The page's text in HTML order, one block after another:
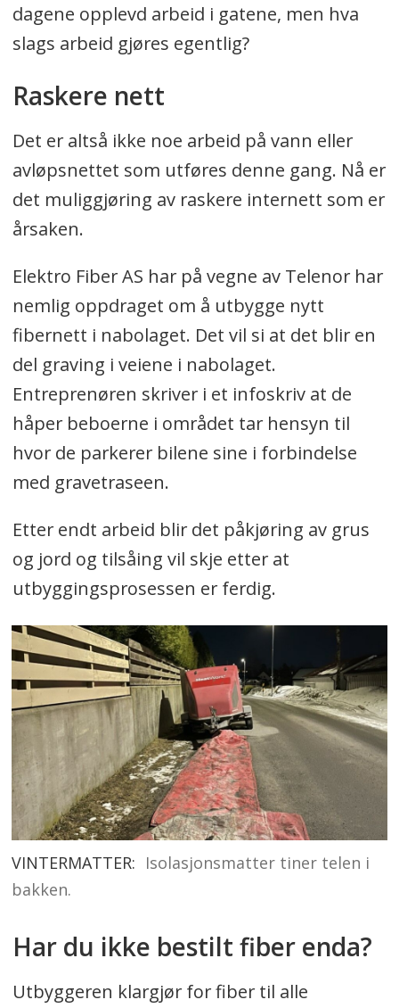
dagene opplevd arbeid i gatene, men hva
slags arbeid gjøres egentlig?
Raskere nett
Det er altså ikke noe arbeid på vann eller
avløpsnettet som utføres denne gang. Nå er
det muliggjøring av raskere internett som er
årsaken.
Elektro Fiber AS har på vegne av Telenor har
nemlig oppdraget om å utbygge nytt
fibernett i nabolaget. Det vil si at det blir en
del graving i veiene i nabolaget.
Entreprenøren skriver i et infoskriv at de
håper beboerne i området tar hensyn til
hvor de parkerer bilene sine i forbindelse
med gravetraseen.
Etter endt arbeid blir det påkjøring av grus
og jord og tilsåing vil skje etter at
utbyggingsprosessen er ferdig.
VINTERMATTER: Isolasjonsmatter tiner telen i
bakken.
Har du ikke bestilt fiber enda?
Utbyggeren klargjør for fiber til alle